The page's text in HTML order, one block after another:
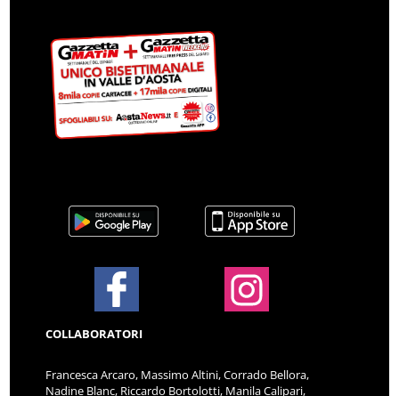
COLLABORATORI
Francesca Arcaro, Massimo Altini, Corrado Bellora,
Nadine Blanc, Riccardo Bortolotti, Manila Calipari,